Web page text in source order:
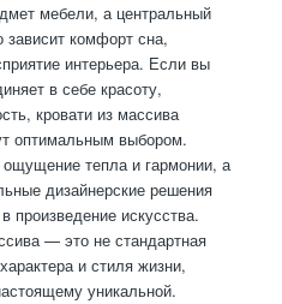
мебели, а центральный
зависит комфорт сна,
интерьера. Если вы
в себе красоту,
кровати из массива
оптимальным выбором.
тепла и гармонии, а
дизайнерские решения
искусства.
— это не стандартная
и стиля жизни,
уникальной.